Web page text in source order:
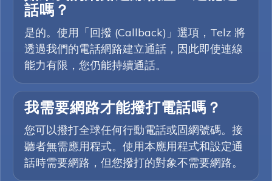
話嗎？
是的。使用「回撥 (Callback)」選項，Telz 將
透過我們的電話網路建立通話，因此即使連線
能力有限，您仍能持續通話。
我需要網路才能撥打電話嗎？
您可以撥打全球任何行動電話或固網號碼。接
聽者無需應用程式。使用本應用程式和設定通
話時需要網路，但您撥打的對象不需要網路。